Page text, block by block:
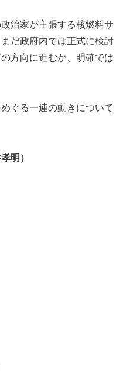
治家が主張する核燃料サ
だ政府内では正式に検討
方向に進むか、明確では
ぐる一連の動きについて
明）